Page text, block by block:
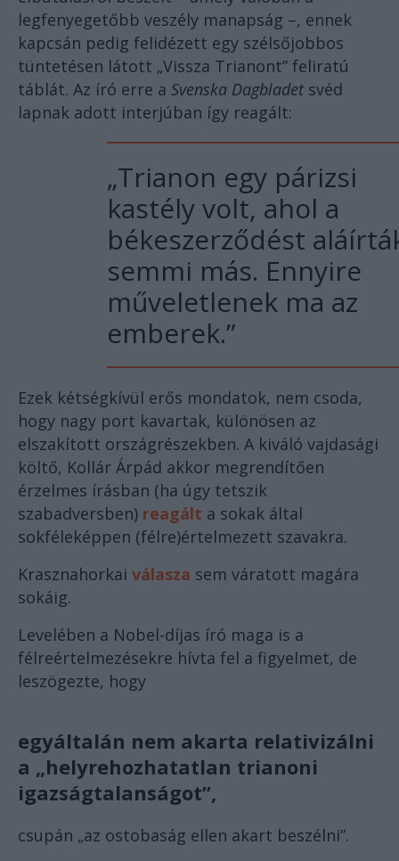
legfenyegetőbb veszély manapság –, ennek
kapcsán pedig felidézett egy szélsőjobbos
tüntetésen látott „Vissza Trianont” feliratú
táblát. Az író erre a Svenska Dagbladetsvéd
lapnak adott interjúban így reagált:
„Trianon egy párizsi
kastély volt, ahol a
békeszerződést
semmi más. Ennyire
műveletlenek ma az
emberek.”
Ezek kétségkívül erős mondatok, nem csoda,
hogy nagy port kavartak, különösen az
elszakított országrészekben. A kiváló vajdasági
költő, Kollár Árpád akkor megrendítően
érzelmes írásban (ha úgy tetszik
szabadversben) reagált a sokak által
sokféleképpen (félre)értelmezett szavakra.
Krasznahorkai válasza sem váratott magára
sokáig.
Levelében a Nobel-díjas író maga is a
félreértelmezésekre hívta fel a figyelmet, de
leszögezte, hogy
egyáltalán nem akarta relativizálni
a „helyrehozhatatlan trianoni
igazságtalanságot”,
csupán „az ostobaság ellen akart beszélni”.